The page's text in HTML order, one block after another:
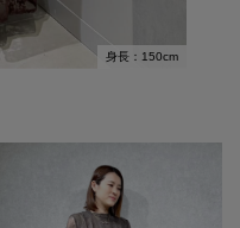
身長：150cm